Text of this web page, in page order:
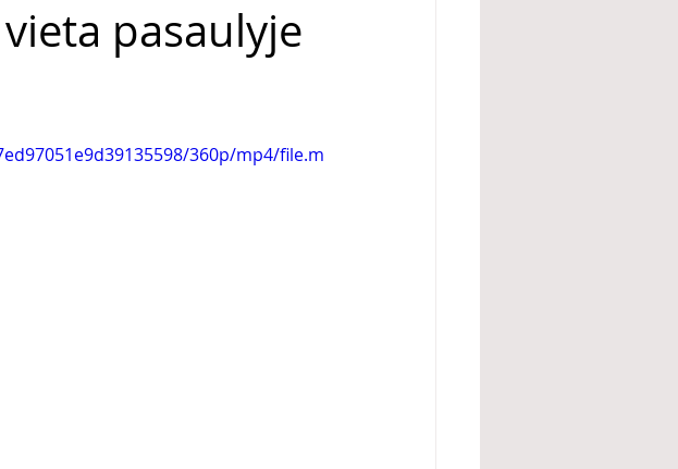
pasaulyje
360p/mp4/file.m